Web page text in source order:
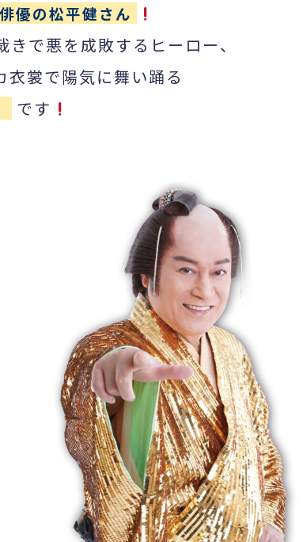
俳優の松平健さん
で悪を成敗するヒーロー、
衣裳で陽気に舞い踊る
です